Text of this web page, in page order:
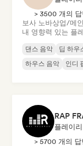
> 3500 개의
보사 노바상업/메
내 영향력 있는 플
댄스 음악 딥 하우
하우스 음악
인디
플레이
> 5700 개의 답